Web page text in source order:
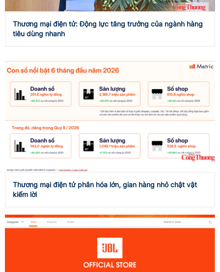
Thương mại điện tử: Động lực tăng trưởng của ngành hàng
tiêu dùng nhanh
Thương mại điện tử phân hóa lớn, gian hàng nhỏ chật vật
kiếm lời